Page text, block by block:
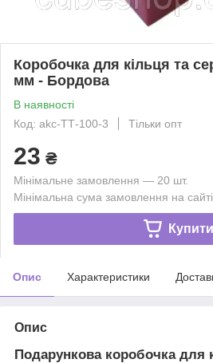
Коробочка для кільця та
мм - Бордова
В наявності
Код: akc-ТТ-100-3
Тільки опт
23 ₴
Мінімальне замовлення — 20 шт.
Мінімальна сума замовлення на
Купити
Опис Характеристики
Опис
Подарункова коробочка для